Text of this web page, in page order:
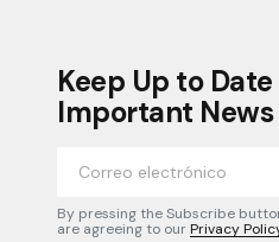
Keep Up to
Important News
By pressing the Subscribe
are agreeing to ourPrivacy